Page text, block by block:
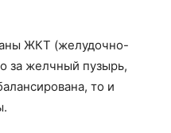
ЖКТ (желудочно-
за желчный пузырь,
то и